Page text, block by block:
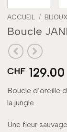
ACCUEIL / BIJOUX
Boucle
CHF 129.00
Boucle d’oreille
la jungle.
Une fleur